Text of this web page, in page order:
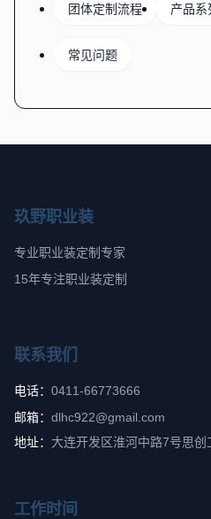
团体定制流程 产品系
常见问题
玖野职业装
专业职业装定制专家
15年专注职业装定制
联系我们
电话： 0411-66773666
邮箱： dlhc922@gmail.com
地址： 大连开发区淮河中路7号思创
工作时间